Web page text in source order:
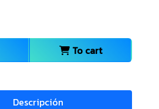
To cart
Descripción